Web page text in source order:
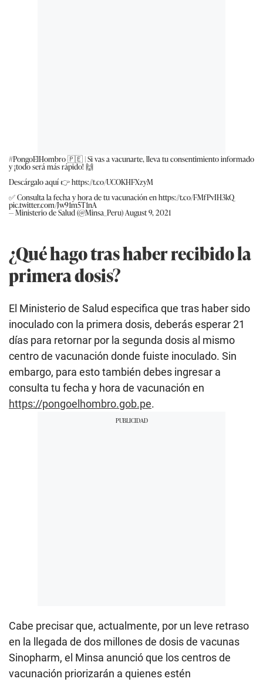
#PongoElHombro🇵🇪 | Si vas a vacunarte, lleva tu consentimiento informado
y ¡todo será más rápido! 🙌
Descárgalo aquí 👉https://t.co/UCOKHFXzyM
✅ Consulta la fecha y hora de tu vacunación enhttps://t.co/FMfPvIH3kQ
pic.twitter.com/Jw91m5T1nA
— Ministerio de Salud (@Minsa_Peru)August 9, 2021
¿Qué hago tras haber recibido la
primera dosis?
El Ministerio de Salud especifica que tras haber sido
inoculado con la primera dosis, deberás esperar 21
días para retornar por la segunda dosis al mismo
centro de vacunación donde fuiste inoculado. Sin
embargo, para esto también debes ingresar a
consulta tu fecha y hora de vacunación en
https://pongoelhombro.gob.pe.
Cabe precisar que, actualmente, por un leve retraso
en la llegada de dos millones de dosis de vacunas
Sinopharm, el Minsa anunció que los centros de
vacunación priorizarán a quienes estén